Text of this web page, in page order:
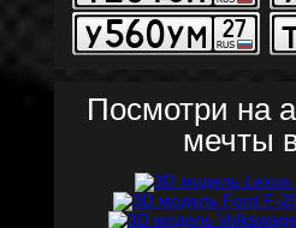
Посмотри на
мечты